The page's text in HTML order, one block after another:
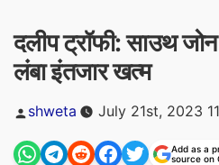
दलीप ट्रॉफी: साउथ
लंबा इंतजार खत्म
Posted
by
shweta July 21st, 2023
Add as a
source on